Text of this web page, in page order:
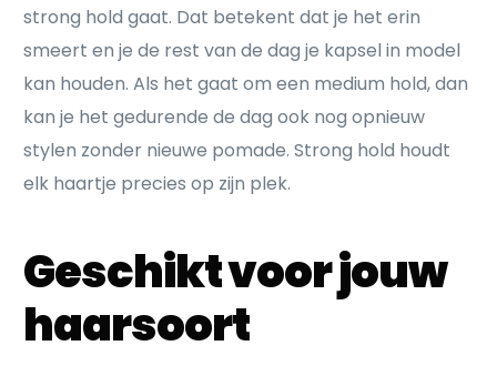
strong hold gaat. Dat betekent dat je het erin
smeert en je de rest van de dag je kapsel in model
kan houden. Als het gaat om een medium hold, dan
kan je het gedurende de dag ook nog opnieuw
stylen zonder nieuwe pomade. Strong hold houdt
elk haartje precies op zijn plek.
Geschikt voor jouw
haarsoort